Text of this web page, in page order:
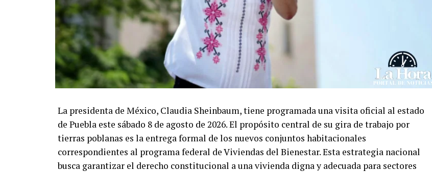
La presidenta de México, Claudia Sheinbaum, tiene programada una visita oficial al estado
de Puebla este sábado 8 de agosto de 2026. El propósito central de su gira de trabajo por
tierras poblanas es la entrega formal de los nuevos conjuntos habitacionales
correspondientes al programa federal de Viviendas del Bienestar. Esta estrategia nacional
busca garantizar el derecho constitucional a una vivienda digna y adecuada para sectores